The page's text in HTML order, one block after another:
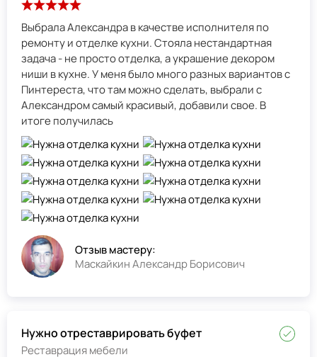
Выбрала Александра в качестве исполнителя по
ремонту и отделке кухни. Стояла нестандартная
задача - не просто отделка, а украшение декором
ниши в кухне. У меня было много разных вариантов с
Пинтереста, что там можно сделать, выбрали с
Александром самый красивый, добавили свое. В
итоге получилась
Отзыв мастеру:
Маскайкин Александр Борисович
Нужно отреставрировать буфет
Реставрация мебели